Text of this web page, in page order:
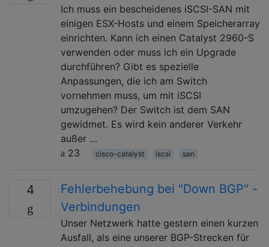
Ich muss ein bescheidenes iSCSI-SAN mit
einigen ESX-Hosts und einem Speicherarray
einrichten. Kann ich einen Catalyst 2960-S
verwenden oder muss ich ein Upgrade
durchführen? Gibt es spezielle
Anpassungen, die ich am Switch
vornehmen muss, um mit iSCSI
umzugehen? Der Switch ist dem SAN
gewidmet. Es wird kein anderer Verkehr
außer …
23
cisco-catalyst iscsi san
4
Fehlerbehebung bei "Down BGP" -
Verbindungen
Unser Netzwerk hatte gestern einen kurzen
Ausfall, als eine unserer BGP-Strecken für